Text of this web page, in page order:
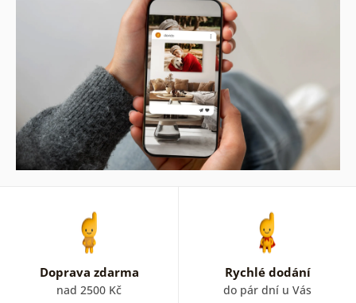
Doprava zdarma
nad 2500 Kč
Rychlé dodání
do pár dní u Vás